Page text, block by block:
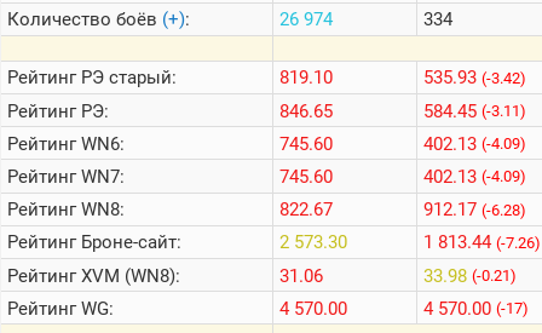
Информация
Онлайн
Цветовая
шкала
Теlegram
ВК
Портал
Мира
Количество боёв (+):
РейтингРЭ старый:
РейтингРЭ:
РейтингWN6:
РейтингWN7:
РейтингWN8:
РейтингБроне-сайт:
РейтингXVM (WN8):
РейтингWG:
26 974
819.10
846.65
745.60
745.60
822.67
2 573.30
31.06
4 570.00
334
535.93 (-3.42)
584.45 (-3.11)
402.13 (-4.09)
402.13 (-4.09)
912.17 (-6.28)
1 813.44 (-7.26)
33.98 (-0.21)
4 570.00 (-17)